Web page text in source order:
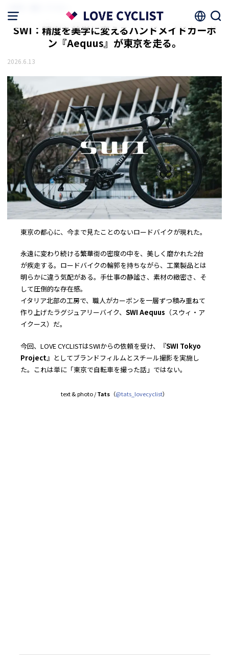
SWI：精度を美学に変えるハンドメイドカーボ
ン『Aequus』が東京を走る。
2026.6.13
東京の都心に、今まで見たことのないロードバイクが現れた。
永遠に変わり続ける繁華街の密度の中を、美しく磨かれた2台
が疾走する。ロードバイクの輪郭を持ちながら、工業製品とは
明らかに違う気配がある。手仕事の静謐さ、素材の緻密さ、そ
して圧倒的な存在感。
イタリア北部の工房で、職人がカーボンを一層ずつ積み重ねて
作り上げたラグジュアリーバイク、SWI Aequus （スウィ・ア
イクース）だ。
今回、LOVE CYCLISTはSWIからの依頼を受け、『SWI Tokyo
Project 』としてブランドフィルムとスチール撮影を実施し
た。これは単に「東京で自転車を撮った話」ではない。
text & photo /Tats （@tats_lovecyclist）